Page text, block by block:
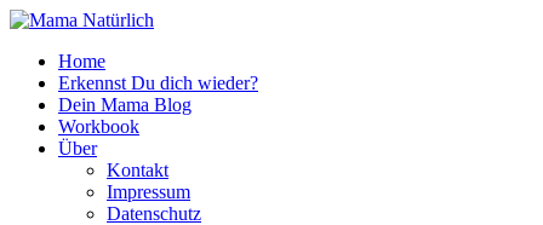
Home
Erkennst Du dich wieder?
Dein Mama Blog
Workbook
Über
Kontakt
Impressum
Datenschutz